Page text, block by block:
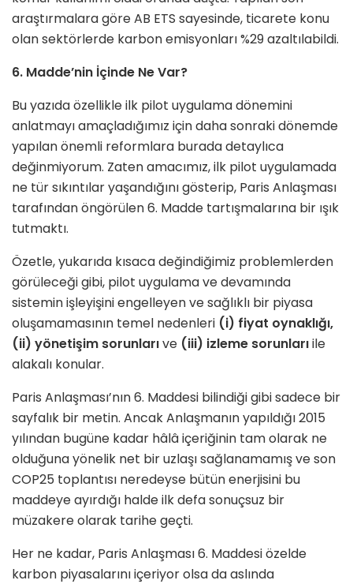
araştırmalara göre AB ETS sayesinde, ticarete konu
olan sektörlerde karbon emisyonları %29 azaltılabildi.
6. Madde’nin İçinde Ne Var?
Bu yazıda özellikle ilk pilot uygulama dönemini
anlatmayı amaçladığımız için daha sonraki dönemde
yapılan önemli reformlara burada detaylıca
değinmiyorum. Zaten amacımız, ilk pilot uygulamada
ne tür sıkıntılar yaşandığını gösterip, Paris Anlaşması
tarafından öngörülen 6. Madde tartışmalarına bir ışık
tutmaktı.
Özetle, yukarıda kısaca değindiğimiz problemlerden
görüleceği gibi, pilot uygulama ve devamında
sistemin işleyişini engelleyen ve sağlıklı bir piyasa
oluşamamasının temel nedenleri (i) fiyat oynaklığı,
(ii) yönetişim sorunlarıve (iii) izleme sorunlarıile
alakalı konular.
Paris Anlaşması’nın 6. Maddesi bilindiği gibi sadece bir
sayfalık bir metin. Ancak Anlaşmanın yapıldığı 2015
yılından bugüne kadar hâlâ içeriğinin tam olarak ne
olduğuna yönelik net bir uzlaşı sağlanamamış ve son
COP25 toplantısı neredeyse bütün enerjisini bu
maddeye ayırdığı halde ilk defa sonuçsuz bir
müzakere olarak tarihe geçti.
Her ne kadar, Paris Anlaşması 6. Maddesi özelde
karbon piyasalarını içeriyor olsa da aslında